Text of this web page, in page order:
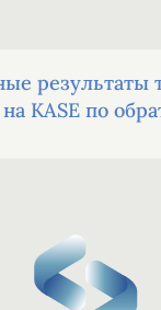
результаты
KASE по
"Разведка